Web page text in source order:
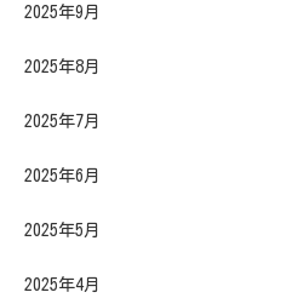
2025年9月
2025年8月
2025年7月
2025年6月
2025年5月
2025年4月